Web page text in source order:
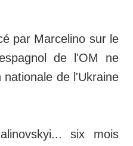
par Marcelino sur le
de l'OM ne
de l'Ukraine
six mois